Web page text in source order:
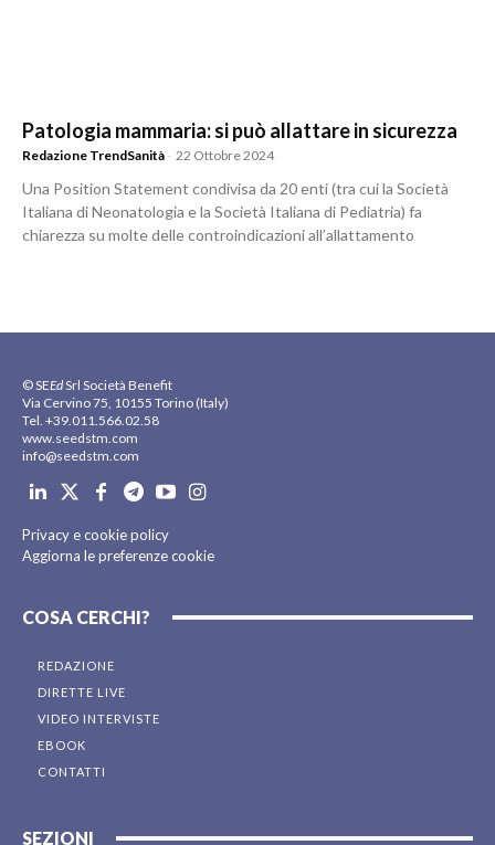
Patologia mammaria: si può allattare in sicurezza
Redazione TrendSanità - 22 Ottobre 2024
Una Position Statement condivisa da 20 enti (tra cui la Società
Italiana di Neonatologia e la Società Italiana di Pediatria) fa
chiarezza su molte delle controindicazioni all’allattamento
© SEEdSrl Società Benefit
Via Cervino 75, 10155 Torino (Italy)
Tel. +39.011.566.02.58
www.seedstm.com
info@seedstm.com
Privacy e cookie policy
Aggiorna le preferenze cookie
COSA CERCHI?
REDAZIONE
DIRETTE LIVE
VIDEO INTERVISTE
EBOOK
CONTATTI
SEZIONI